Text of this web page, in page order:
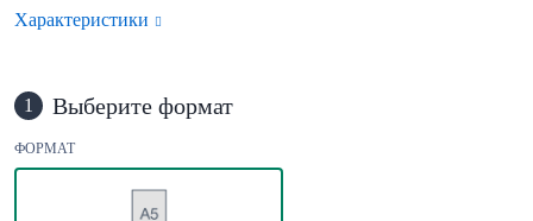
Характеристики
1 Выберите формат
ФОРМАТ